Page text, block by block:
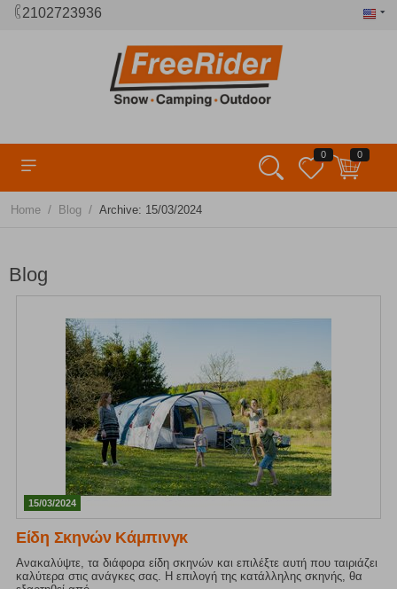
2102723936
0 0
Home / Blog / Archive: 15/03/2024
Blog
15/03/2024
Είδη Σκηνών Κάμπινγκ
Ανακαλύψτε, τα διάφορα είδη σκηνών και επιλέξτε αυτή που ταιριάζει
καλύτερα στις ανάγκες σας. Η επιλογή της κατάλληλης σκηνής, θα